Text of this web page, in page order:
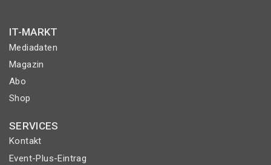
IT-MARKT
Mediadaten
Magazin
Abo
Shop
SERVICES
Kontakt
Event-Plus-Eintrag